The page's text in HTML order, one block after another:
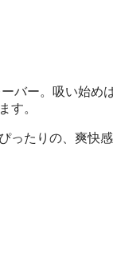
バー。吸い始め
す。
ったりの、爽快